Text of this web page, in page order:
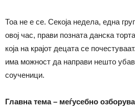
Тоа не е се. Секоја недела, една
овој час, прави позната данска
која на крајот децата се
има можност да направи нешто
соученици.
Главна тема – меѓусебно